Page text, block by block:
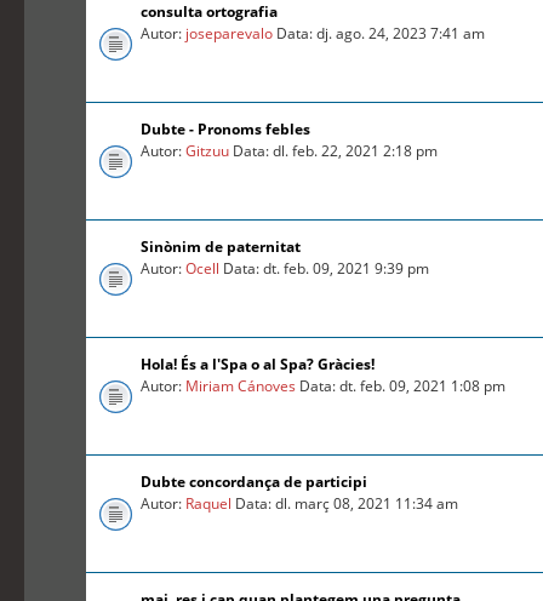
consulta ortografia
Autor: joseparevalo Data: dj. ago. 24, 2023 7:41 am
Dubte - Pronoms febles
Autor:Gitzuu Data: dl. feb. 22, 2021 2:18 pm
Sinònim de paternitat
Autor:Ocell Data: dt. feb. 09, 2021 9:39 pm
Hola! És a l'Spa o al Spa? Gràcies!
Autor: Miriam Cánoves Data: dt. feb. 09, 2021 1:08 pm
Dubte concordança de participi
Autor: Raquel Data: dl. març 08, 2021 11:34 am